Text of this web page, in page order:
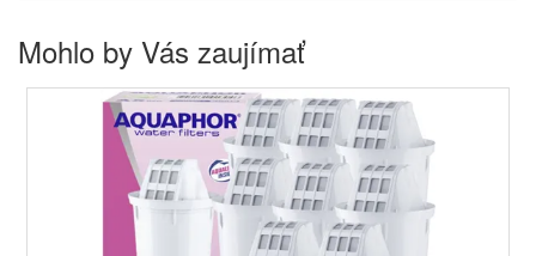
Mohlo by Vás zaujímať